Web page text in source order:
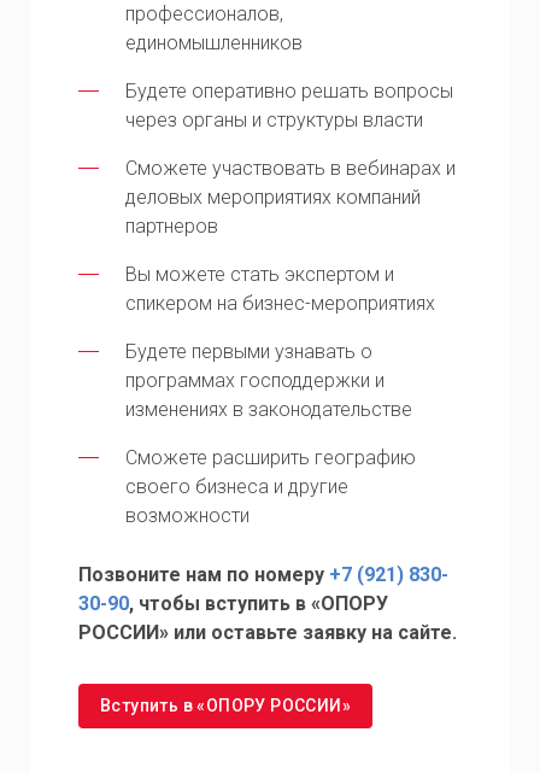
профессионалов,
единомышленников
Будете оперативно решать вопросы
через органы и структуры власти
Сможете участвовать в вебинарах и
деловых мероприятиях компаний
партнеров
Вы можете стать экспертом и
спикером на бизнес-мероприятиях
Будете первыми узнавать о
программах господдержки и
изменениях в законодательстве
Сможете расширить географию
своего бизнеса и другие
возможности
Позвоните нам по номеру +7 (921) 830-
30-90, чтобы вступить в «ОПОРУ
РОССИИ» или оставьте заявку на сайте.
Вступить в «ОПОРУ РОССИИ»